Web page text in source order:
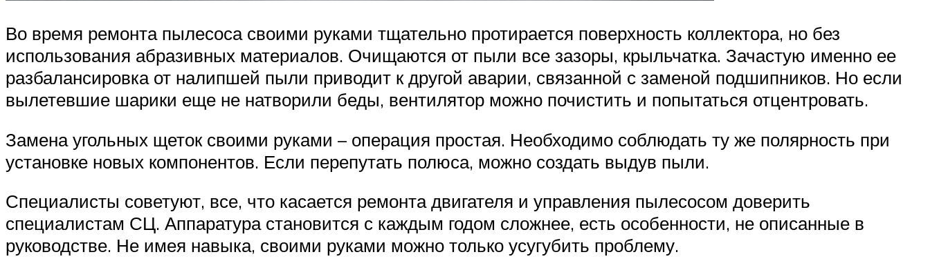
Во время ремонта пылесоса своими руками тщательно протирается поверхность коллектора, но без
использования абразивных материалов. Очищаются от пыли все зазоры, крыльчатка. Зачастую именно ее
разбалансировка от налипшей пыли приводит к другой аварии, связанной с заменой подшипников. Но если
вылетевшие шарики еще не натворили беды, вентилятор можно почистить и попытаться отцентровать.
Замена угольных щеток своими руками – операция простая. Необходимо соблюдать ту же полярность при
установке новых компонентов. Если перепутать полюса, можно создать выдув пыли.
Специалисты советуют, все, что касается ремонта двигателя и управления пылесосом доверить
специалистам СЦ. Аппаратура становится с каждым годом сложнее, есть особенности, не описанные в
руководстве. Не имея навыка, своими руками можно только усугубить проблему.